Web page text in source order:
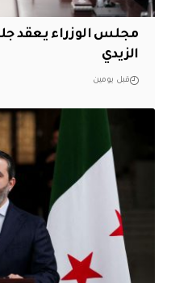
مجلس الوزراء يعقد
الزيدي
قبل يومين